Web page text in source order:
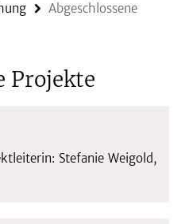
Abgeschlossene
Projekte
Stefanie Weigold,